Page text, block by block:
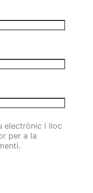
electrònic i lloc
per a la